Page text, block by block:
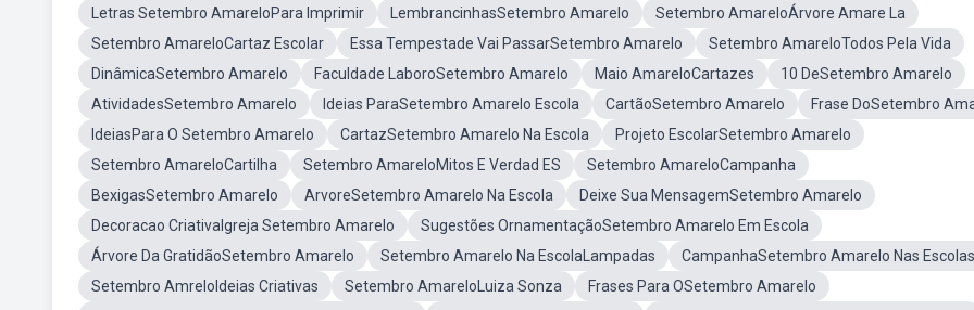
Letras Setembro AmareloPara Imprimir
LembrancinhasSetembro Amarelo
Setembro AmareloÁrvore Amare La
Setembro AmareloCartaz Escolar
Essa Tempestade Vai PassarSetembro Amarelo
Setembro AmareloTodos Pela Vida
DinâmicaSetembro Amarelo
Faculdade LaboroSetembro Amarelo Maio AmareloCartazes
10 DeSetembro Amarelo
AtividadesSetembro Amarelo
Ideias ParaSetembro Amarelo Escola CartãoSetembro Amarelo
Frase DoSetembro
IdeiasPara O Setembro Amarelo
CartazSetembro Amarelo Na Escola
Projeto EscolarSetembro Amarelo
Setembro AmareloCartilha
Setembro AmareloMitos E Verdad ES
Setembro AmareloCampanha
BexigasSetembro Amarelo
ArvoreSetembro Amarelo Na Escola
Deixe Sua MensagemSetembro Amarelo
Decoracao CriativaIgreja Setembro Amarelo
Sugestões OrnamentaçãoSetembro Amarelo Em Escola
Árvore Da GratidãoSetembro Amarelo
Setembro Amarelo Na EscolaLampadas
CampanhaSetembro Amarelo Nas Escolas
Setembro AmreloIdeias Criativas
Setembro AmareloLuiza Sonza
Frases Para OSetembro Amarelo